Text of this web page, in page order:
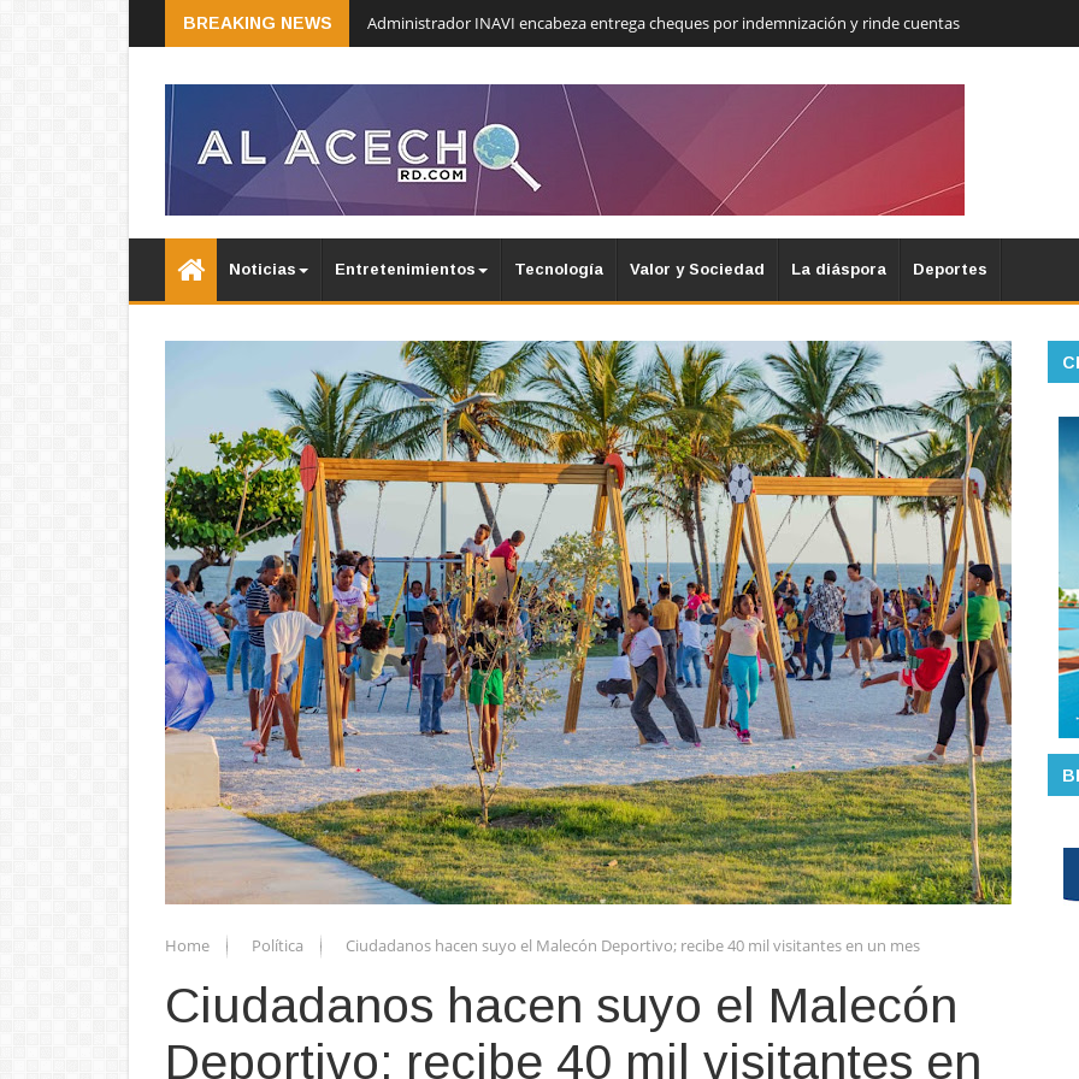
BREAKING NEWS Administrador INAVI encabeza entrega cheques por indemnización y rinde cuentas
Noticias Entretenimientos Tecnología Valor y Sociedad La diáspora Deportes
Home Política Ciudadanos hacen suyo el Malecón Deportivo; recibe 40 mil visitantes en un mes
Ciudadanos hacen suyo el Malecón
Deportivo; recibe 40 mil visitantes en